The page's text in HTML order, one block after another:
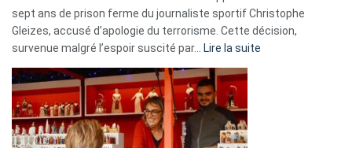
sept ans de prison ferme du journaliste sportif Christophe
Gleizes, accusé d’apologie du terrorisme. Cette décision,
survenue malgré l’espoir suscité par… Lire la suite